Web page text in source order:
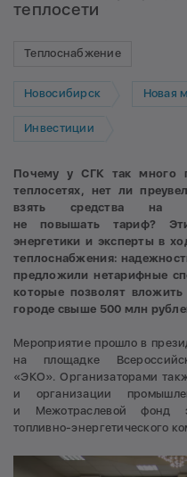
теплосети
Теплоснабжение
Новосибирск Новая
Инвестиции
Почему у СГК так много
теплосетях, нет ли
взять средства на
не повышать тариф?
энергетики и эксперты в
теплоснабжения:
предложили нетарифные
которые позволят
городе свыше 500 млн
Мероприятие прошло в
на площадке
«ЭКО». Организаторами
и организации
и Межотраслевой фонд
топливно-энергетического